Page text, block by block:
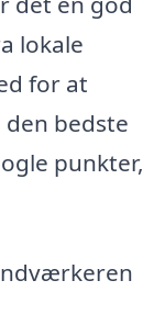
lokale
for at
bedste
punkter,